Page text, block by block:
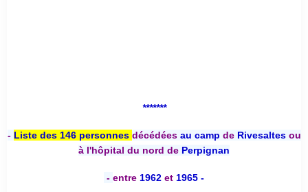
*******
- Liste des 146 personnes décédées au camp deRivesaltesou
à l'hôpital du nord de Perpignan
- entre 1962 et 1965 -